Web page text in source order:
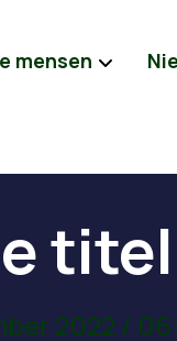
mensen
2022 /